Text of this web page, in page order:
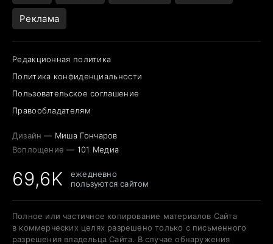
Реклама
Редакционная политика
Политика конфиденциальности
Пользовательское соглашение
Правообладателям
Дизайн — Миша Гончаров
Воплощение — 101 Медиа
69,6K
ежедневно
пользуются сайтом
Полное или частичное копирование материалов Сайта
в коммерческих целях разрешено только с письменного
разрешения владельца Сайта. В случае обнаружения